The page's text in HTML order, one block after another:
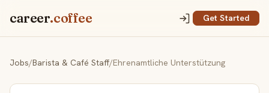
career.coffee Get Started
Jobs/Barista & Café Staff/Ehrenamtliche Unterstützung